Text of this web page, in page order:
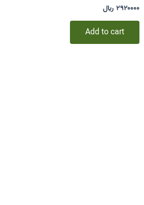
Rated
out
۲۹۲۰۰۰۰ ﷼
Add to cart